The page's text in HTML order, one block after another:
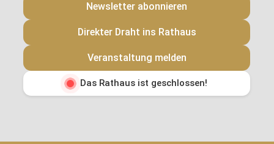
Newsletter abonnieren
Direkter Draht ins Rathaus
Veranstaltung melden
Das Rathaus ist geschlossen!